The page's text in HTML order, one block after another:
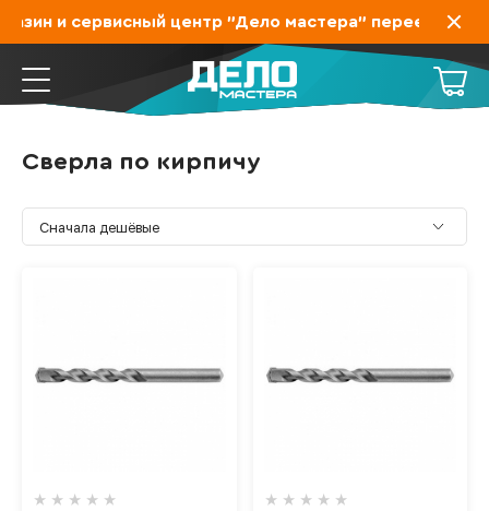
и сервисный центр "Дело мастера" переехал на
Сверла по кирпичу